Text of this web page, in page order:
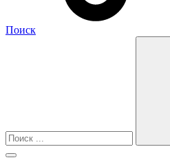
Поиск